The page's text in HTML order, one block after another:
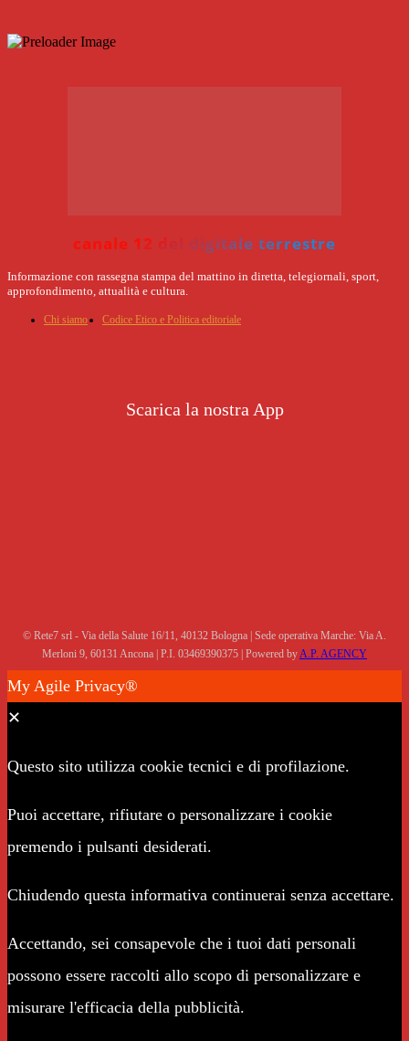
canale 12 del digitale terrestre
Informazione con rassegna stampa del mattino in diretta, telegiornali, sport,
approfondimento, attualità e cultura.
Chi siamo Codice Etico e Politica editoriale
Scarica la nostra App
© Rete7 srl - Via della Salute 16/11, 40132 Bologna | Sede operativa Marche: Via A.
Merloni 9, 60131 Ancona | P.I. 03469390375 | Powered byA.P. AGENCY
My Agile Privacy®
✕
Questo sito utilizza cookie tecnici e di profilazione.
Puoi accettare, rifiutare o personalizzare i cookie
premendo i pulsanti desiderati.
Chiudendo questa informativa continuerai senza accettare.
Accettando, sei consapevole che i tuoi dati personali
possono essere raccolti allo scopo di personalizzare e
misurare l'efficacia della pubblicità.